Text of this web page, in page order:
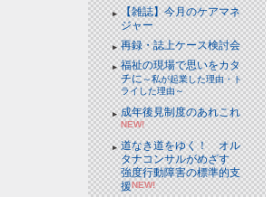
【雑誌】今月のケアマネ
ジャー
再録・誌上ケース検討会
福祉の現場で思いをカタ
チに～私が起業した理由・ト
ライした理由～
成年後見制度のあれこれ
NEW!
道なき道をゆく！ オル
タナコンサルがめざす
強度行動障害の標準的支
援NEW!